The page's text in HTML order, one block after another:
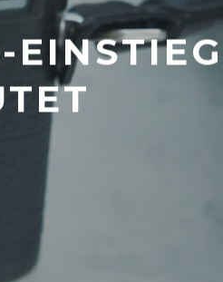
EINSTIEG